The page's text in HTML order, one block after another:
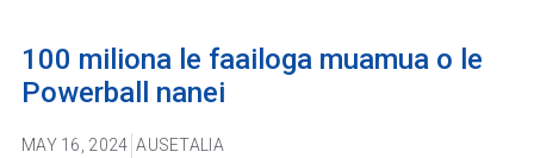
100 miliona le faailoga muamua o le
Powerball nanei
MAY 16, 2024 AUSETALIA